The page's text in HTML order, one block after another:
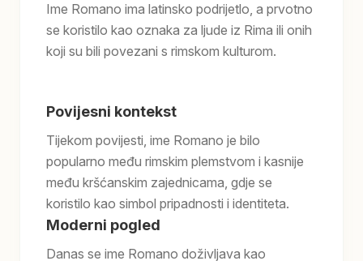
Ime Romano ima latinsko podrijetlo, a prvotno
se koristilo kao oznaka za ljude iz Rima ili onih
koji su bili povezani s rimskom kulturom.
Povijesni kontekst
Tijekom povijesti, ime Romano je bilo
popularno među rimskim plemstvom i kasnije
među kršćanskim zajednicama, gdje se
koristilo kao simbol pripadnosti i identiteta.
Moderni pogled
Danas se ime Romano doživljava kao